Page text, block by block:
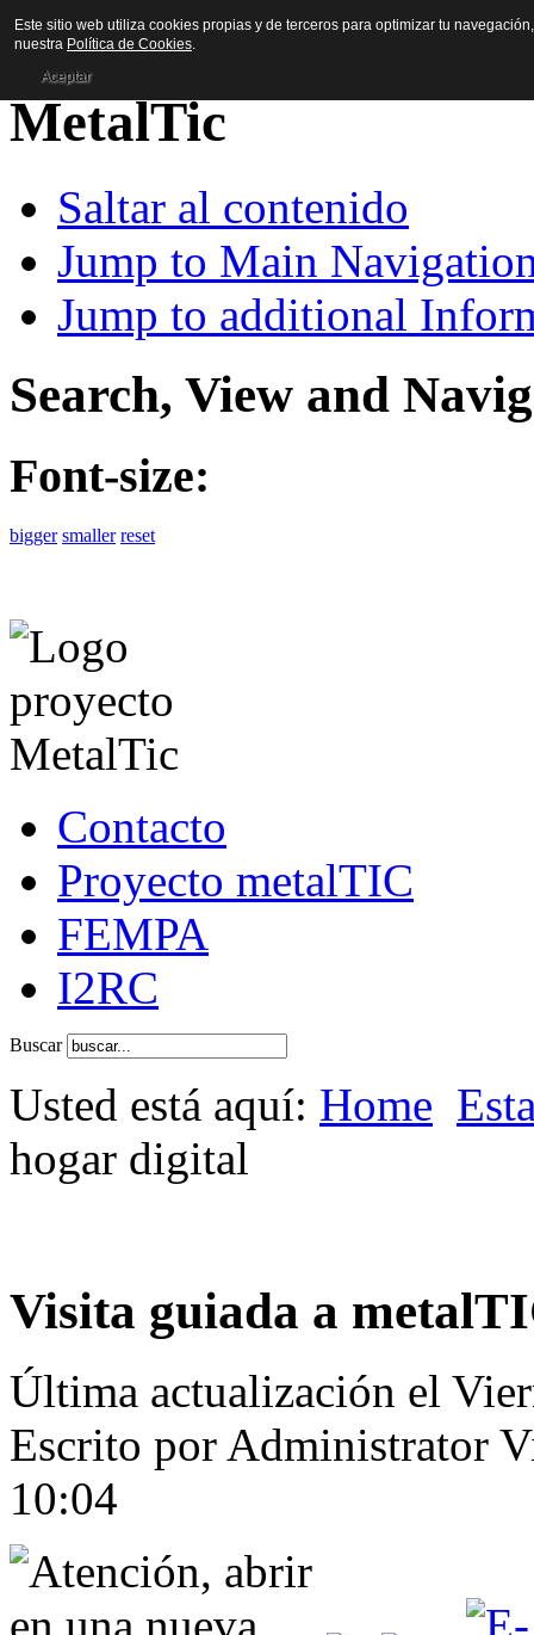
Saltar al contenido
Jump to Main
Jump to additional
Search, View and
Font-size:
bigger smaller reset
Contacto
Proyecto metalTIC
FEMPA
I2RC
Buscar
Usted está aquí: Home
hogar digital
Visita guiada a
Última actualización el
Escrito por Administrator
10:04
Este sitio web utiliza cookies propias y de terceros para optimizar tu
nuestra Política de Cookies.
Aceptar